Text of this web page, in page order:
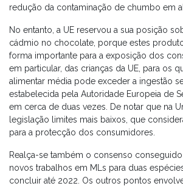
redução da contaminação de chumbo em
No entanto, a UE reservou a sua posição
cádmio no chocolate, porque estes
forma importante para a exposição dos
em particular, das crianças da UE, para os
alimentar média pode exceder a ingestão
estabelecida pela Autoridade Europeia de
em cerca de duas vezes. De notar que na
legislação limites mais baixos, que
para a protecção dos consumidores.
Realça-se também o consenso
novos trabalhos em MLs para duas
concluir até 2022. Os outros pontos